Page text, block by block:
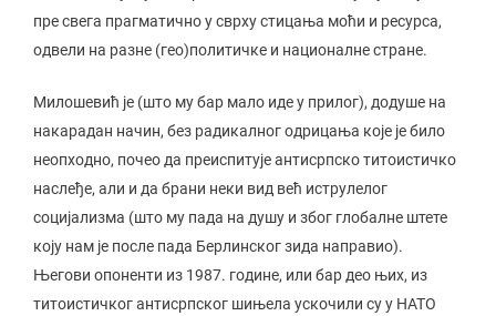
пре свега прагматично у сврху стицања моћи и ресурса,
одвели на разне (гео)политичке и националне стране.
Милошевић је (што му бар мало иде у прилог), додуше на
накарадан начин, без радикалног одрицања које је било
неопходно, почео да преиспитује антисрпско титоистичко
наслеђе, али и да брани неки вид већ иструлелог
социјализма (што му пада на душу и због глобалне штете
коју нам је после пада Берлинског зида направио).
Његови опоненти из 1987. године, или бар део њих, из
титоистичког антисрпског шињела ускочили су у НАТО